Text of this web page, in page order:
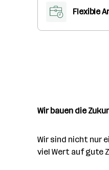
Flexible
Wir bauen die
Wir sind nicht nur
viel Wert auf gute